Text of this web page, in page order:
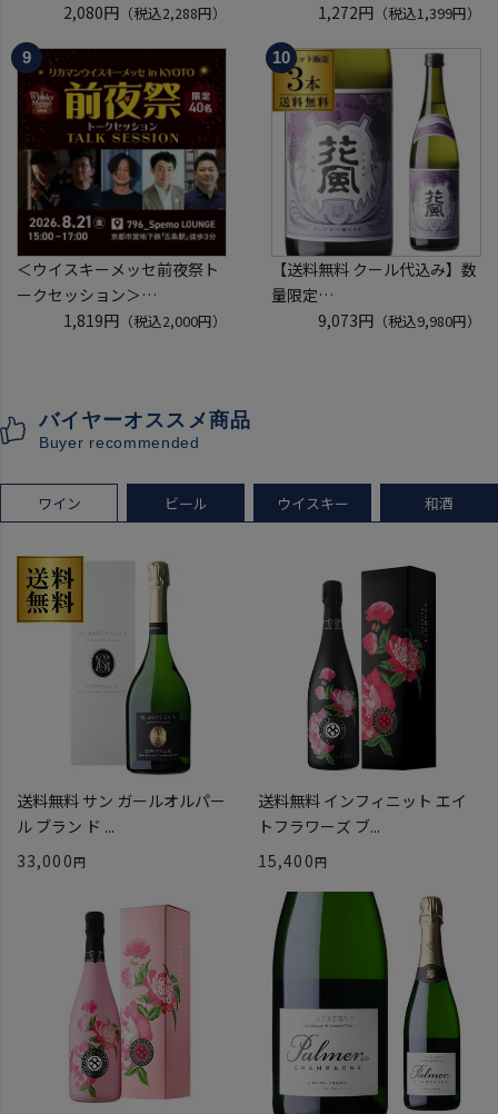
フォーマン
ウイスキー テネシー バーボン
長S
2,080円（税込2,288円）
40度 700ml
スコッチ ウイスキー white &
mackay scotch whisky [長S]
1,272円 （税込1,399円）
＜ウイスキーメッセ前夜祭ト
ークセッション＞
8月21日(金)15:00～17:00京都
1,819円（税込2,000円）
【送料無料 クール代込み】数
量限定
稲とアガベ 交酒 花風 -心拍-
9,073円 （税込9,980円）
バイヤーオススメ商品
Buyer recommended
ワイン ビール ウイスキー 和酒
送料無料 サン ガールオルパー
ル ブラン ド ...
33,000
送料無料 インフィニット エイ
トフラワーズ ブ...
15,400